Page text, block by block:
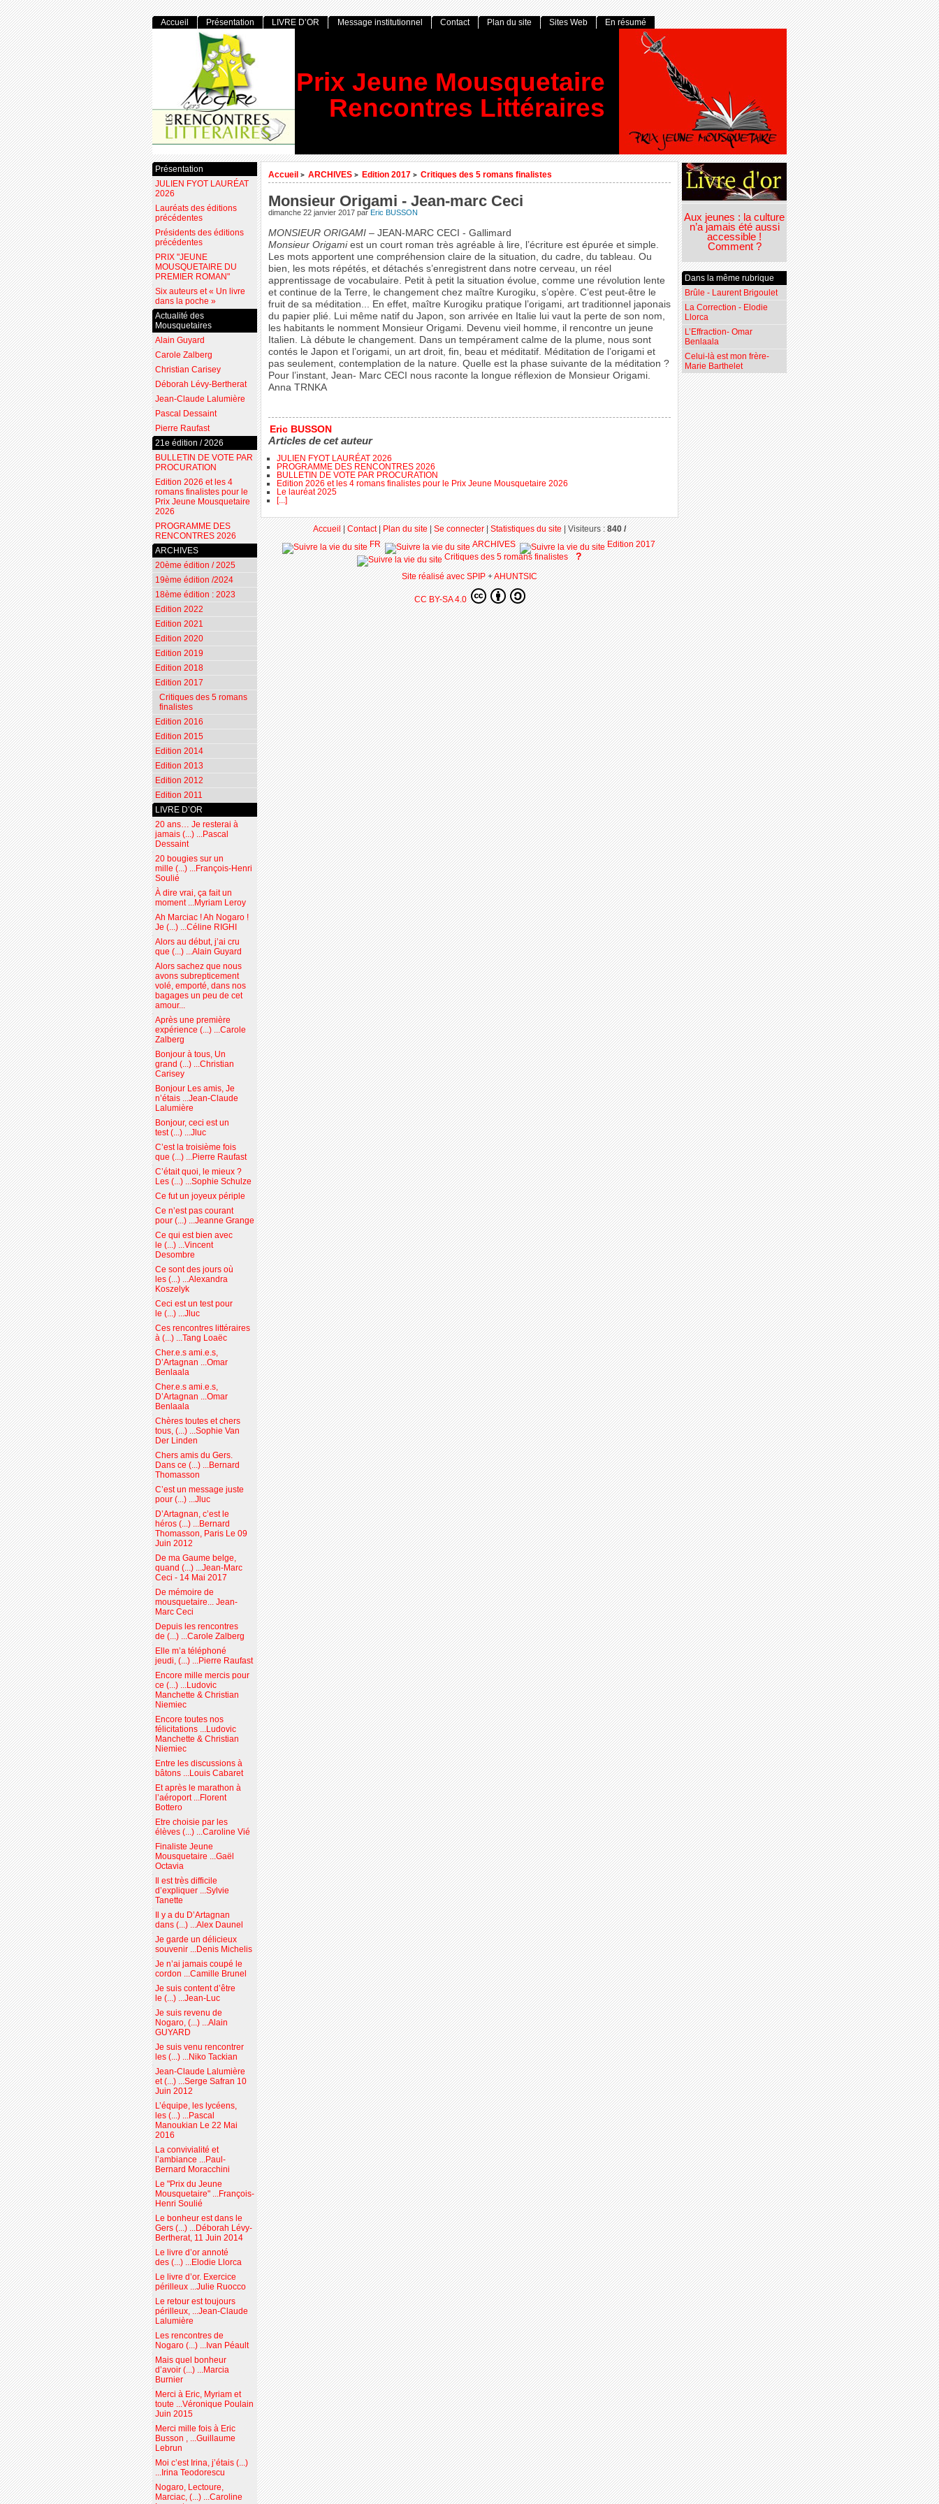
Prix Jeune Mousquetaire
Rencontres Littéraires
Accueil > ARCHIVES > Edition 2017 > Critiques des 5 romans finalistes
Monsieur Origami - Jean-marc Ceci
dimanche 22 janvier 2017 par Eric BUSSON
MONSIEUR ORIGAMI– JEAN-MARC CECI - Gallimard
Monsieur Origamiest un court roman très agréable à lire, l’écriture est épurée et simple.
Les mots apportent une compréhension claire de la situation, du cadre, du tableau. Ou
bien, les mots répétés, et détachés s’enregistrent dans notre cerveau, un réel
apprentissage de vocabulaire. Petit à petit la situation évolue, comme une révolution lente
et continue de la Terre, le changement chez maître Kurogiku, s’opère. C’est peut-être le
fruit de sa méditation... En effet, maître Kurogiku pratique l’origami, art traditionnel japonais
du papier plié. Lui même natif du Japon, son arrivée en Italie lui vaut la perte de son nom,
les habitants le nomment Monsieur Origami. Devenu vieil homme, il rencontre un jeune
Italien. Là débute le changement. Dans un tempérament calme de la plume, nous sont
contés le Japon et l’origami, un art droit, fin, beau et méditatif. Méditation de l’origami et
pas seulement, contemplation de la nature. Quelle est la phase suivante de la méditation ?
Pour l’instant, Jean- Marc CECI nous raconte la longue réflexion de Monsieur Origami.
Anna TRNKA
Eric BUSSON
Articles de cet auteur
JULIEN FYOT LAURÉAT 2026
PROGRAMME DES RENCONTRES 2026
BULLETIN DE VOTE PAR PROCURATION
Edition 2026 et les 4 romans finalistes pour le Prix Jeune Mousquetaire 2026
Le lauréat 2025
[...]
Aux jeunes : la culture
n’a jamais été aussi
accessible !
Comment ?
Dans la même rubrique
Brûle - Laurent Brigoulet
La Correction - Elodie
Llorca
L’Effraction- Omar
Benlaala
Celui-là est mon frère-
Marie Barthelet
Accueil Présentation LIVRE D’OR Message institutionnel Contact Plan du site Sites Web En résumé
Présentation
JULIEN FYOT LAURÉAT
2026
Lauréats des éditions
précédentes
Présidents des éditions
précédentes
PRIX "JEUNE
MOUSQUETAIRE DU
PREMIER ROMAN"
Six auteurs et « Un livre
dans la poche »
Actualité des
Mousquetaires
Alain Guyard
Carole Zalberg
Christian Carisey
Déborah Lévy-Bertherat
Jean-Claude Lalumière
Pascal Dessaint
Pierre Raufast
21e édition / 2026
BULLETIN DE VOTE PAR
PROCURATION
Edition 2026 et les 4
romans finalistes pour le
Prix Jeune Mousquetaire
2026
PROGRAMME DES
RENCONTRES 2026
ARCHIVES
20ème édition / 2025
19ème édition /2024
18ème édition : 2023
Edition 2022
Edition 2021
Edition 2020
Edition 2019
Edition 2018
Edition 2017
Critiques des 5 romans
finalistes
Edition 2016
Edition 2015
Edition 2014
Edition 2013
Edition 2012
Edition 2011
LIVRE D’OR
20 ans… Je resterai à
jamais (...) ...Pascal
Dessaint
20 bougies sur un
mille (...) ...François-Henri
Soulié
À dire vrai, ça fait un
moment ...Myriam Leroy
Ah Marciac ! Ah Nogaro !
Je (...) ...Céline RIGHI
Alors au début, j’ai cru
que (...) ...Alain Guyard
Alors sachez que nous
avons subrepticement
volé, emporté, dans nos
bagages un peu de cet
amour...
Après une première
expérience (...) ...Carole
Zalberg
Bonjour à tous, Un
grand (...) ...Christian
Carisey
Bonjour Les amis, Je
n’étais ...Jean-Claude
Lalumière
Bonjour, ceci est un
test (...) ...Jluc
C’est la troisième fois
que (...) ...Pierre Raufast
C’était quoi, le mieux ?
Les (...) ...Sophie Schulze
Ce fut un joyeux périple
Ce n’est pas courant
pour (...) ...Jeanne Grange
Ce qui est bien avec
le (...) ...Vincent
Desombre
Ce sont des jours où
les (...) ...Alexandra
Koszelyk
Ceci est un test pour
le (...) ...Jluc
Ces rencontres littéraires
à (...) ...Tang Loaëc
Cher.e.s ami.e.s,
D’Artagnan ...Omar
Benlaala
Cher.e.s ami.e.s,
D’Artagnan ...Omar
Benlaala
Chères toutes et chers
tous, (...) ...Sophie Van
Der Linden
Chers amis du Gers.
Dans ce (...) ...Bernard
Thomasson
C’est un message juste
pour (...) ...Jluc
D’Artagnan, c’est le
héros (...) ...Bernard
Thomasson, Paris Le 09
Juin 2012
De ma Gaume belge,
quand (...) ...Jean-Marc
Ceci - 14 Mai 2017
De mémoire de
mousquetaire... Jean-
Marc Ceci
Depuis les rencontres
de (...) ...Carole Zalberg
Elle m’a téléphoné
jeudi, (...) ...Pierre Raufast
Encore mille mercis pour
ce (...) ...Ludovic
Manchette & Christian
Niemiec
Encore toutes nos
félicitations ...Ludovic
Manchette & Christian
Niemiec
Entre les discussions à
bâtons ...Louis Cabaret
Et après le marathon à
l’aéroport ...Florent
Bottero
Etre choisie par les
élèves (...) ...Caroline Vié
Finaliste Jeune
Mousquetaire ...Gaël
Octavia
Il est très difficile
d’expliquer ...Sylvie
Tanette
Il y a du D’Artagnan
dans (...) ...Alex Daunel
Je garde un délicieux
souvenir ...Denis Michelis
Je n’ai jamais coupé le
cordon ...Camille Brunel
Je suis content d’être
le (...) ...Jean-Luc
Je suis revenu de
Nogaro, (...) ...Alain
GUYARD
Je suis venu rencontrer
les (...) ...Niko Tackian
Jean-Claude Lalumière
et (...) ...Serge Safran 10
Juin 2012
L’équipe, les lycéens,
les (...) ...Pascal
Manoukian Le 22 Mai
2016
La convivialité et
l’ambiance ...Paul-
Bernard Moracchini
Le "Prix du Jeune
Mousquetaire" ...François-
Henri Soulié
Le bonheur est dans le
Gers (...) ...Déborah Lévy-
Bertherat, 11 Juin 2014
Le livre d’or annoté
des (...) ...Elodie Llorca
Le livre d’or. Exercice
périlleux ...Julie Ruocco
Le retour est toujours
périlleux, ...Jean-Claude
Lalumière
Les rencontres de
Nogaro (...) ...Ivan Péault
Mais quel bonheur
d’avoir (...) ...Marcia
Burnier
Merci à Eric, Myriam et
toute ...Véronique Poulain
Juin 2015
Merci mille fois à Eric
Busson , ...Guillaume
Lebrun
Moi c’est Irina, j’étais (...)
...Irina Teodorescu
Nogaro, Lectoure,
Marciac, (...) ...Caroline
Accueil|Contact|Plan du site|Se connecter|Statistiques du site|Visiteurs :840 /
FR
ARCHIVES
Edition 2017
Critiques des 5 romans finalistes
?
Site réalisé avec SPIP+AHUNTSIC
CC BY-SA 4.0